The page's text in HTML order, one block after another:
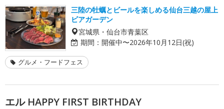
三陸の牡蠣とビールを楽しめる仙台三越の屋上
ビアガーデン
宮城県・仙台市青葉区
期間： 開催中〜2026年10月12日(祝)
グルメ・フードフェス
エル HAPPY FIRST BIRTHDAY